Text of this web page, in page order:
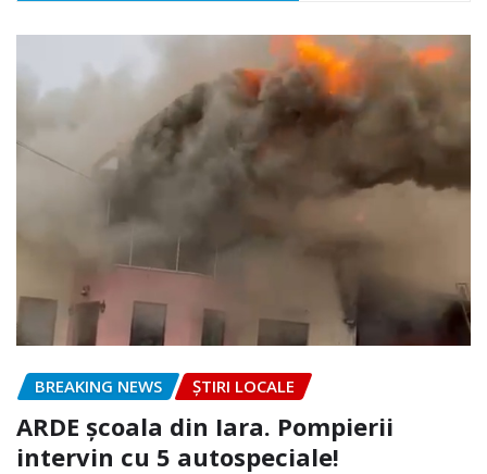
BREAKING NEWS ȘTIRI LOCALE
ARDE școala din Iara. Pompierii
intervin cu 5 autospeciale!